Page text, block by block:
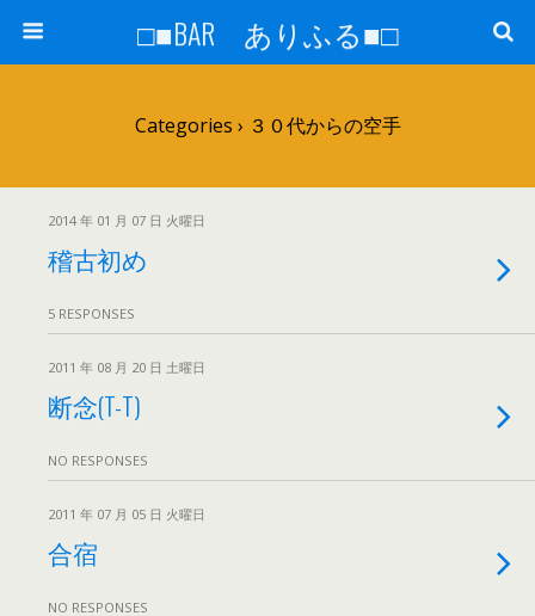
□■BAR ありふる■□
Categories › ３０代からの空手
2014 年 01 月 07 日 火曜日
稽古初め
5 RESPONSES
2011 年 08 月 20 日 土曜日
断念(T-T)
NO RESPONSES
2011 年 07 月 05 日 火曜日
合宿
NO RESPONSES